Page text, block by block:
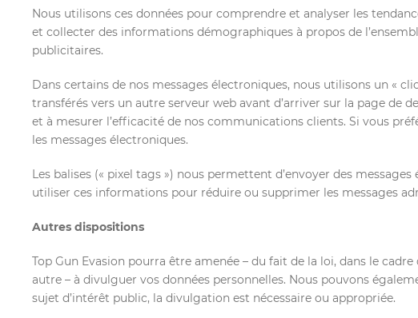
Nous utilisons ces données pour comprendre et analyser les
et collecter des informations démographiques à propos de
publicitaires.
Dans certains de nos messages électroniques, nous utilisons un «
transférés vers un autre serveur web avant d’arriver sur la page de
et à mesurer l’efficacité de nos communications clients. Si vous
les messages électroniques.
Les balises (« pixel tags ») nous permettent d’envoyer des
utiliser ces informations pour réduire ou supprimer les messages
Autres dispositions
Top Gun Evasion pourra être amenée – du fait de la loi, dans le
autre – à divulguer vos données personnelles. Nous pouvons
sujet d’intérêt public, la divulgation est nécessaire ou appropriée.